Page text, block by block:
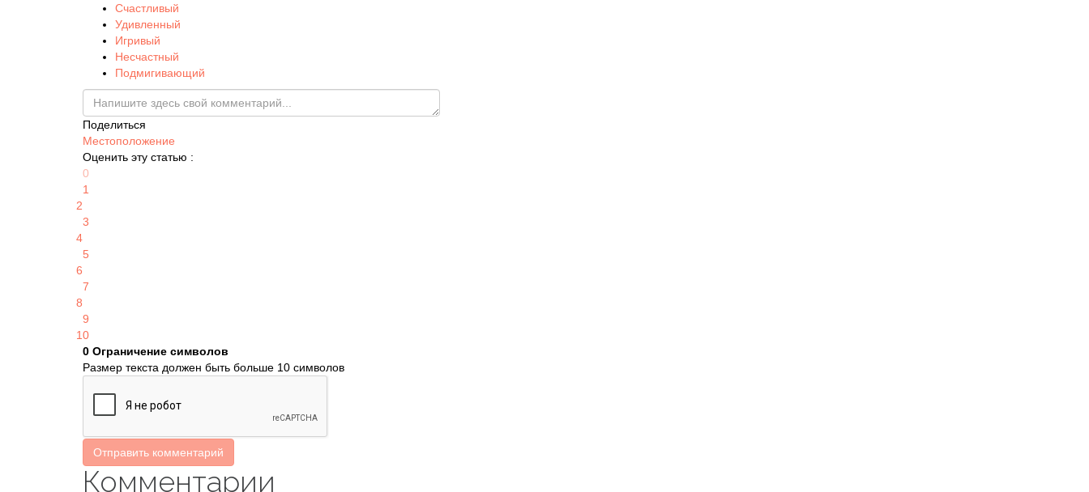
Счастливый
Удивленный
Игривый
Несчастный
Подмигивающий
Поделиться
Местоположение
Оценить эту статью :
0
1
2
3
4
5
6
7
8
9
10
0 Ограничение символов
Размер текста должен быть больше 10 символов
Отправить комментарий
Комментарии